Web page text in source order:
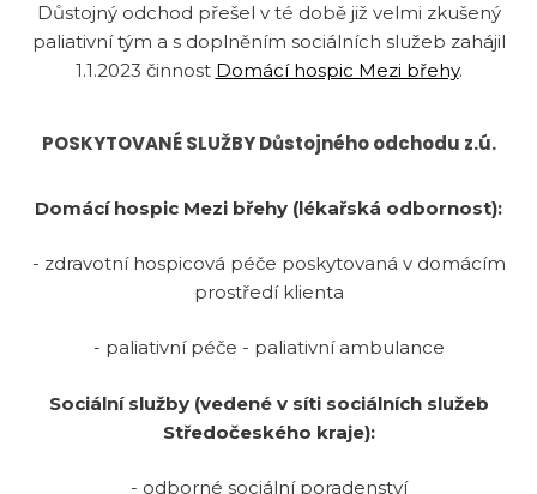
Důstojný odchod přešel v té době již velmi zkušený
paliativní tým a s doplněním sociálních služeb zahájil
1.1.2023 činnost Domácí hospic Mezi břehy.
POSKYTOVANÉ SLUŽBY Důstojného odchodu z.ú.
Domácí hospic Mezi břehy (lékařská odbornost):
- zdravotní hospicová péče poskytovaná v domácím
prostředí klienta
- paliativní péče - paliativní ambulance
Sociální služby (vedené v síti sociálních služeb
Středočeského kraje):
- odborné sociální poradenství